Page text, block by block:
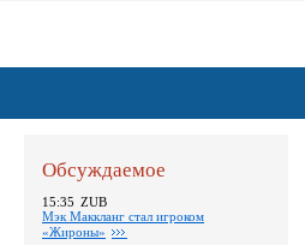
Обсуждаемое
15:35 ZUB
Мэк Маккланг стал игроком
«Жироны»